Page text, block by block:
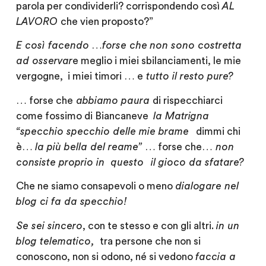
parola per condividerli? corrispondendo cosìAL
LAVORO che vien proposto?”
E così facendo …forse che non sono costretta
ad osservare meglio i miei sbilanciamenti, le mie
vergogne, i miei timori … e tutto il restopure?
… forse che abbiamo paura di rispecchiarci
come fossimo di Biancaneve la Matrigna
“specchio specchio delle mie brame dimmi chi
è… la più bella del reame” … forse che… non
consiste proprio in questo il gioco da sfatare?
Che ne siamo consapevoli o meno dialogare nel
blog ci fa da specchio!
Se sei sincero, con te stesso e con gli altri. in un
blog telematico,
tra persone che non si
conoscono, non si odono, né si vedono faccia a